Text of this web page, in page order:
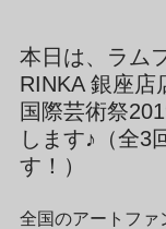
本日は、ラム
RINKA 銀座店
国際芸術祭
します♪（全3
す！）
全国のアートファ